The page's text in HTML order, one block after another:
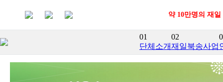
약 10만명의 재
01
단체소개
02
재일북송사업